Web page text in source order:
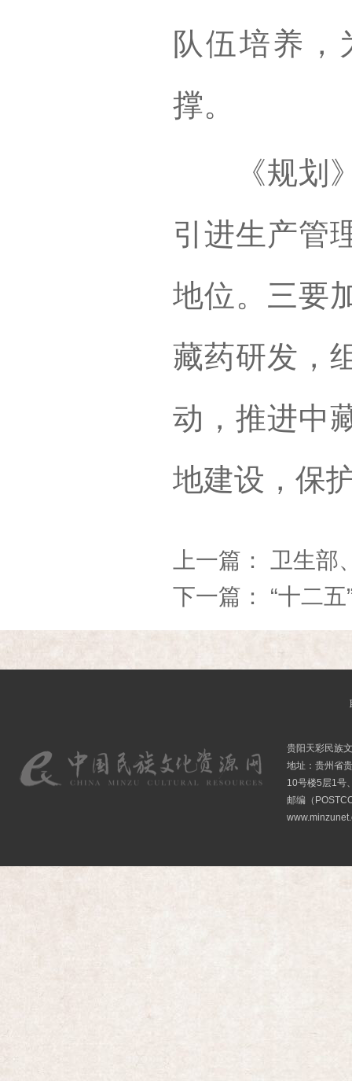
队伍培养，
撑。
《规划》
引进生产管
地位。三要
藏药研发，
动，推进中
地建设，保
上一篇： 卫生部
下一篇： “十二
贵阳天彩民族
地址：贵州省
10号楼5层1号
邮编（